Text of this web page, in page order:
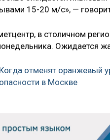
15-20 м/с», —
в столичном
Ожидается
Когда отменят оранжевый
опасности в Москве